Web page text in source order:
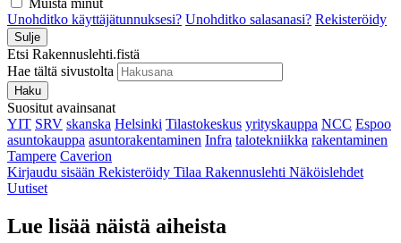
Muista minut
Unohditko käyttäjätunnuksesi? Unohditko salasanasi? Rekisteröidy
Sulje
Etsi Rakennuslehti.fistä
Hae tältä sivustolta
Haku
Suositut avainsanat
YIT SRV skanska Helsinki Tilastokeskus yrityskauppa NCC Espoo
asuntokauppa asuntorakentaminen Infra talotekniikka rakentaminen
Tampere Caverion
Kirjaudu sisään Rekisteröidy Tilaa Rakennuslehti Näköislehdet
Uutiset
Lue lisää näistä aiheista